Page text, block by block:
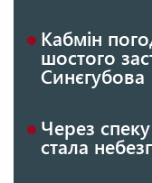
Кабмін
шостого
Синєгубова
Через
стала